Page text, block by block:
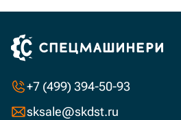
+7 (499) 394-50-93
sksale@skdst.ru